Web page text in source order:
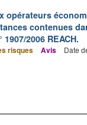
opérateurs
contenues
2006 REACH.
risques Avis Date